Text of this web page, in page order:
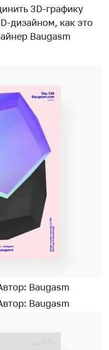
3D-графику
дизайном, как это
Baugasm